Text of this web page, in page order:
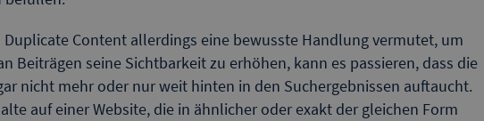
Content allerdings eine bewusste Handlung vermutet, um
Beiträgen seine Sichtbarkeit zu erhöhen, kann es passieren, dass die
nicht mehr oder nur weit hinten in den Suchergebnissen auftaucht.
auf einer Website, die in ähnlicher oder exakt der gleichen Form